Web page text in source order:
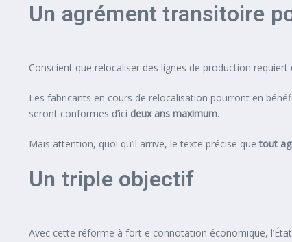
Un agrément transitoire
Conscient que relocaliser des lignes de production
Les fabricants en cours de relocalisation pourront en
seront conformes d’ici deux ans maximum.
Mais attention, quoi qu’il arrive, le texte précise quetout
Un triple objectif
Avec cette réforme à fort e connotation économique,